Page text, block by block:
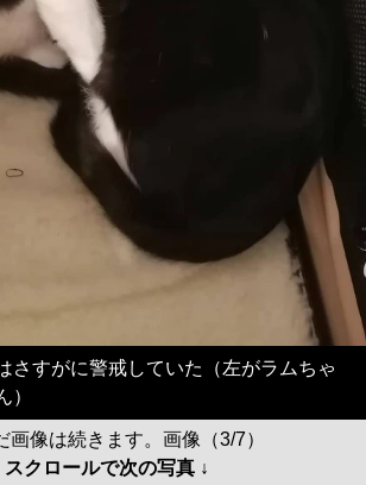
さすがに警戒していた（左がラムちゃ
）
画像は続きます。画像（3/7）
スクロールで次の写真 ↓